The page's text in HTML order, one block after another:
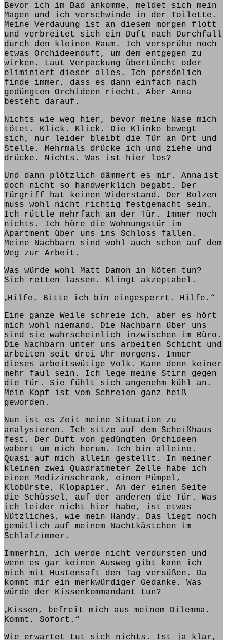
Bevor ich im Bad ankomme,
meldet sich mein
Magen und ich verschwinde in der Toilette.
Meine Verdauung ist
an diesem morgen flott
und verbreitet sich ein Duft nach Durchfall
durch den kleinen Raum. Ich versprühe noch
etwas Orchideenduft, um dem entgegen zu
wirken. Laut Verpackung übertüncht oder
eliminiert
dieser alles. Ich persönlich
finde immer, dass es dann einfach nach
gedüngten Orchideen
riecht . Aber Anna
besteht
darauf.
Nichts wie weg hier, bevor meine Nase mich
tötet . Klick. Klick. Die Klinke bewegt
sich, nur leider bleibt die Tür an Ort und
Stelle. Mehrmals drücke ich und ziehe und
drücke. Nichts. Was ist
hier los?
Und dann plötzlich dämmert es mir. Anna ist
doch nicht so handwerklich begabt. Der
Türgriff hat keinen Widerstand. Der Bolzen
muss wohl nicht richtig festgemacht sein.
Ich rüttle mehrfach an der Tür. Immer noch
nichts. Ich höre die Wohnungstür im
Apartment über uns ins Schloss fallen.
Meine Nachbarn sind wohl auch schon auf dem
Weg zur Arbeit.
Was würde wohl Matt Damon in Nöten tun?
Sich retten lassen . Klingt akzeptabel.
„Hilfe. Bitte ich bin eingesperrt. Hilfe.“
Eine ganze Weile schreie ich, aber es hört
mich wohl niemand . Die Nachbarn über uns
sind sie wahrscheinlich inzwischen im Büro.
Die Nachbarn unter uns arbeiten Schicht und
arbeiten seit drei Uhr morgens. Immer
dieses arbeitswütige Volk. Kann denn keiner
mehr faul sein. Ich lege meine Stirn gegen
die Tür. Sie fühlt sich angenehm kühl an.
Mein Kopf ist vom Schreien ganz heiß
geworden.
Nun ist es Zeit meine Situation zu
analysieren. Ich sitze auf dem Scheißhaus
fest. Der Duft von gedüngten Orchideen
wabert um mich herum. Ich bin alleine.
Quasi auf mich allein gestellt. In meiner
kleinen zwei Quadratmeter Zelle habe ich
einen Medizinschrank, einen Pümpel,
Klobürste, Klopapier. An der einen Seite
die Schüssel, auf der anderen die Tür. Was
ich leider nicht hier habe, ist
etwas
Nützliches, wie mein Handy. Das
liegt
noch
gemütlich auf meinem Nachtkästchen im
Schlafzimmer.
Immerhin, ich werde nicht verdursten und
wenn es gar keinen Ausweg gibt kann ich
mich mit Hustensaft den Tag versüßen. Da
kommt
mir ein merkwürdiger Gedanke. Was
würde der Kissenkommandant tun?
„Kissen, befreit mich aus meinem Dilemma.
Kommt. Sofort.“
Wie erwartet tut sich nichts. Ist ja klar,